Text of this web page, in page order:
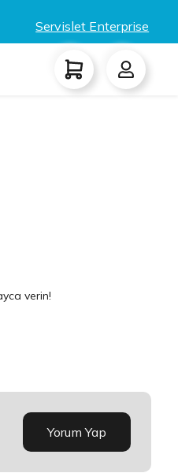
Servislet Enterprise
verin!
Yorum Yap